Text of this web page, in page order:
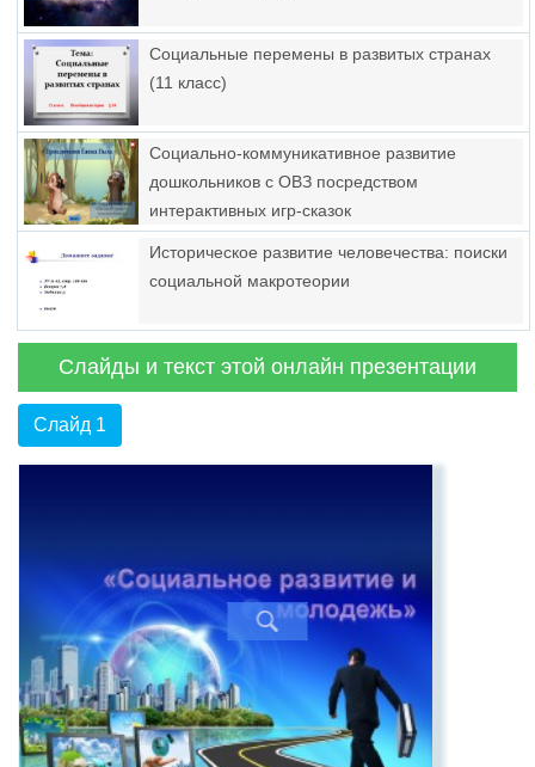
Социальные перемены в развитых странах
(11 класс)
Социально-коммуникативное развитие
дошкольников с ОВЗ посредством
интерактивных игр-сказок
Историческое развитие человечества: поиски
социальной макротеории
Слайды и текст этой онлайн презентации
Слайд 1